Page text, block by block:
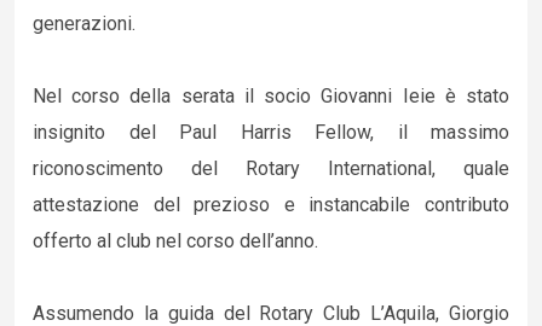
generazioni.
Nel corso della serata il socio Giovanni Ieie è stato
insignito del Paul Harris Fellow, il massimo
riconoscimento del Rotary International, quale
attestazione del prezioso e instancabile contributo
offerto al club nel corso dell’anno.
Assumendo la guida del Rotary Club L’Aquila, Giorgio